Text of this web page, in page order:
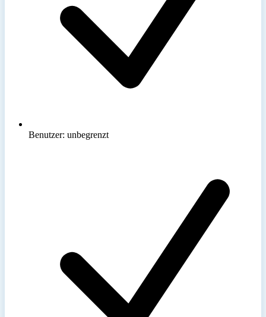
Benutzer: unbegrenzt